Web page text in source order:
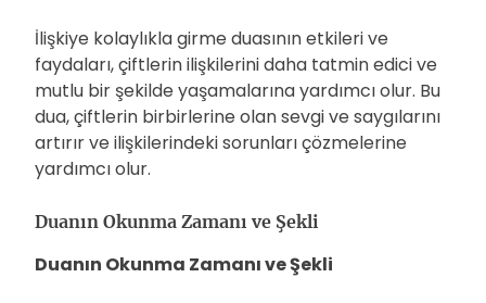
İlişkiye kolaylıkla girme duasının etkileri ve
faydaları, çiftlerin ilişkilerini daha tatmin edici ve
mutlu bir şekilde yaşamalarına yardımcı olur. Bu
dua, çiftlerin birbirlerine olan sevgi ve saygılarını
artırır ve ilişkilerindeki sorunları çözmelerine
yardımcı olur.
Duanın Okunma Zamanı ve Şekli
Duanın Okunma Zamanı ve Şekli